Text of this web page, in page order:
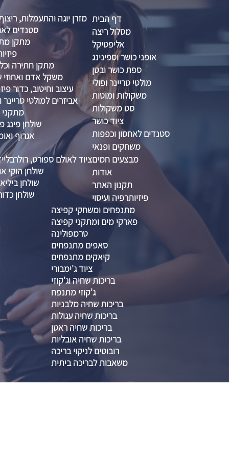
מזרן יוגה והתעמלות,
סטנדים
מתקן
מתקן חתירה
משקל אדם ואחוזי
עיצוב וחיטוב, כדור
אביזרים למולטי טריינר
מתקני
שולחן פינג
אגרוף
ציוד לאולם ספורט,
שולחן הוקי
שולחן
שולחן
דף הבית
מסלול ריצה
אליפטיקל
אופני כושר וספינינג
ספת כושר ובטן
מולטי טריינר ופולי
משקולות ומוטות
סט משקולות
ציוד כושר
סטנדים לאחסון וכפפות
משחקים ופנאי
מבצעים חמים
אודות
תקנון האתר
פיזיותרפיה ועיסוי
מתנפחים ומשחקי קפיצה
פארקי מים ומתקני קפיצה
טרמפולינה
סאפים מתנפחים
קיאקים מתנפחים
ציוד ג'ימבורי
בריכות שחיה וג'קוזי
ג'קוזי מתנפח
בריכות שחיה מלבניות
בריכות שחיה עגולות
בריכות שחיה ראטן
בריכות שחיה אובליות
רובוטים לניקוי בריכה
משאבות לבריכה ביתית